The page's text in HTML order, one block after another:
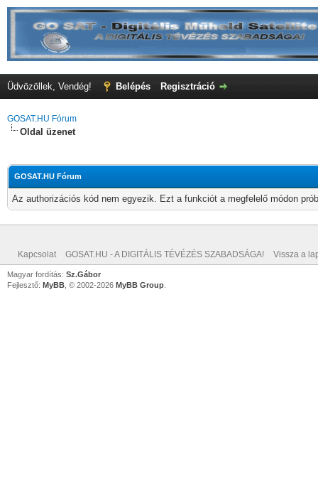
Üdvözöllek, Vendég! Belépés Regisztráció
GOSAT.HU Fórum
Oldal üzenet
GOSAT.HU Fórum
Az authorizációs kód nem egyezik. Ezt a funkciót a megfelelő módon
Kapcsolat GOSAT.HU - A DIGITÁLIS TÉVÉZÉS SZABADSÁGA! Vissza a
Magyar fordítás: Sz.Gábor
Fejlesztő: MyBB , © 2002-2026 MyBB Group